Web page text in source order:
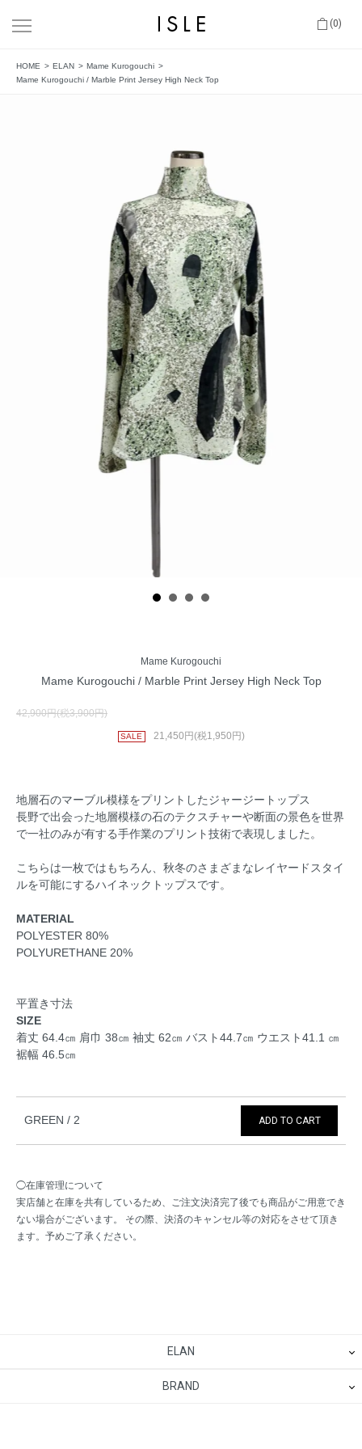
(0)
HOME ELAN
Mame Kurogouchi
Mame Kurogouchi / Marble Print Jersey High Neck Top
Mame Kurogouchi
Mame Kurogouchi / Marble Print Jersey High Neck Top
42,900円(税3,900円)
SALE 21,450円(税1,950円)
地層石のマーブル模様をプリントしたジャージートップス
長野で出会った地層模様の石のテクスチャーや断面の景色を世界
で一社のみが有する手作業のプリント技術で表現しました。
こちらは一枚ではもちろん、秋冬のさまざまなレイヤードスタイ
ルを可能にするハイネックトップスです。
MATERIAL
POLYESTER 80%
POLYURETHANE 20%
平置き寸法
SIZE
着丈 64.4㎝ 肩巾 38㎝ 袖丈 62㎝ バスト44.7㎝ ウエスト41.1 ㎝
裾幅 46.5㎝
GREEN / 2 ADD TO CART
◯在庫管理について
実店舗と在庫を共有しているため、ご注文決済完了後でも商品がご用意でき
ない場合がございます。 その際、決済のキャンセル等の対応をさせて頂き
ます。予めご了承ください。
ELAN
BRAND